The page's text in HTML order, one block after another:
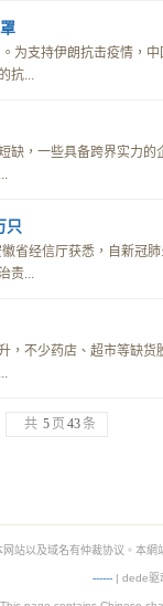
为支持伊朗抗击疫情，
抗...
缺，一些具备跨界实力
只
省经信厅获悉，自新冠
责...
，不少药店、超市等缺
共 5 页 43 条
网站以及域名有仲裁协议。本
------| dede驱